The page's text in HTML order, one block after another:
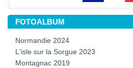
FOTOALBUM
Normandie 2024
L'isle sur la Sorgue 2023
Montagnac 2019